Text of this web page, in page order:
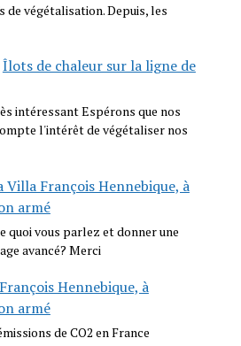
de végétalisation. Depuis, les
Îlots de chaleur sur la ligne de
intéressant Espérons que nos
l'intérêt de végétaliser nos
Villa François Hennebique, à
armé
quoi vous parlez et donner une
avancé? Merci
Hennebique, à
armé
de CO2 en France